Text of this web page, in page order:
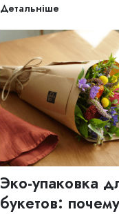
Детальніше
Эко-упаковка
букетов: